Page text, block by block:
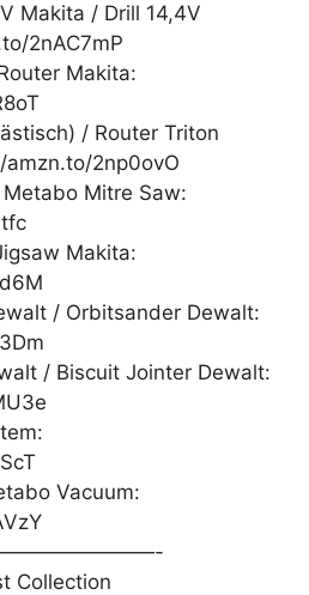
Makita / Drill 14,4V
2nAC7mP
Makita:
/ Router Triton
2np0ovO
Mitre Saw:
Makita:
/ Orbitsander Dewalt:
/ Biscuit Jointer Dewalt:
Vacuum:
Collection